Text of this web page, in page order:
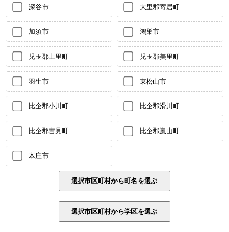
深谷市 大里郡寄居町
加須市 鴻巣市
児玉郡上里町 児玉郡美里町
羽生市 東松山市
比企郡小川町 比企郡滑川町
比企郡吉見町 比企郡嵐山町
本庄市